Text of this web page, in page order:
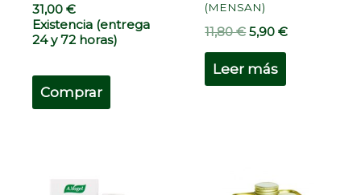
31,00€
Existencia (entrega
24 y 72 horas)
Comprar
(MENSAN)
11,80€ 5,90€
Leer más